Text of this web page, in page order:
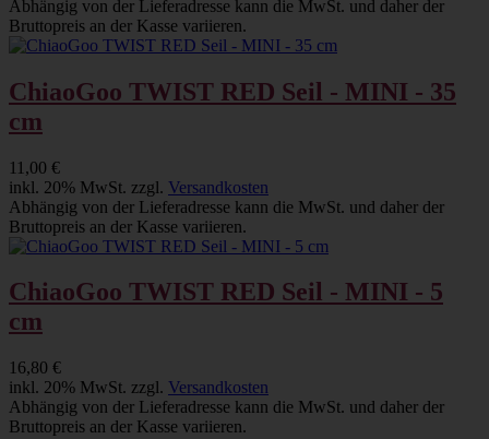
Abhängig von der Lieferadresse kann die MwSt. und daher der
Bruttopreis an der Kasse variieren.
ChiaoGoo TWIST RED Seil - MINI - 35
cm
11,00 €
inkl. 20% MwSt. zzgl. Versandkosten
Abhängig von der Lieferadresse kann die MwSt. und daher der
Bruttopreis an der Kasse variieren.
ChiaoGoo TWIST RED Seil - MINI - 5
cm
16,80 €
inkl. 20% MwSt. zzgl. Versandkosten
Abhängig von der Lieferadresse kann die MwSt. und daher der
Bruttopreis an der Kasse variieren.